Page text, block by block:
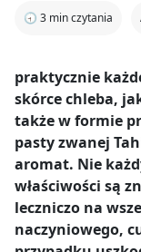
🕣 3 min czytania
praktycznie
skórce chleba,
także w formie
pasty zwanej
aromat. Nie
właściwości są
leczniczo na
naczyniowego,